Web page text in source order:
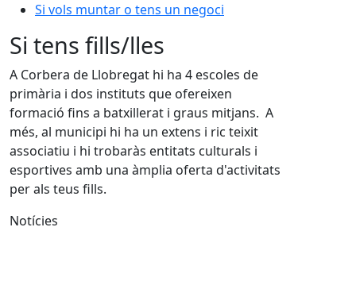
Si vols muntar o tens un negoci
Si tens fills/lles
A Corbera de Llobregat hi ha 4 escoles de
primària i dos instituts que ofereixen
formació fins a batxillerat i graus mitjans. A
més, al municipi hi ha un extens i ric teixit
associatiu i hi trobaràs entitats culturals i
esportives amb una àmplia oferta d'activitats
per als teus fills.
Notícies